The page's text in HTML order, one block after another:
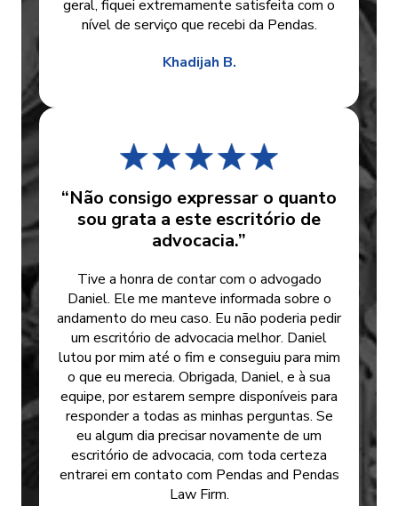
geral, fiquei extremamente satisfeita com o
nível de serviço que recebi da Pendas.
Khadijah B.
“Não consigo expressar o quanto
sou grata a este escritório de
advocacia.”
Tive a honra de contar com o advogado
Daniel. Ele me manteve informada sobre o
andamento do meu caso. Eu não poderia pedir
um escritório de advocacia melhor. Daniel
lutou por mim até o fim e conseguiu para mim
o que eu merecia. Obrigada, Daniel, e à sua
equipe, por estarem sempre disponíveis para
responder a todas as minhas perguntas. Se
eu algum dia precisar novamente de um
escritório de advocacia, com toda certeza
entrarei em contato com Pendas and Pendas
Law Firm.